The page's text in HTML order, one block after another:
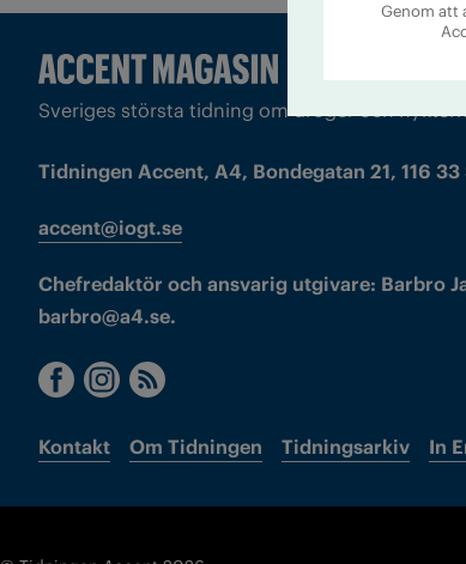
Sveriges största tidning om droger och
Tidningen Accent, A4, Bondegatan 21, 116
accent@iogt.se
Chefredaktör och ansvarig utgivare: Barbro
barbro@a4.se.
Kontakt Om Tidningen Tidningsarkiv In
Genom att